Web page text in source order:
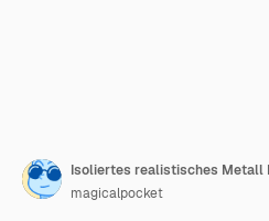
magicalpocket